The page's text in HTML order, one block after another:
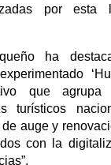
por
ha
que
turísticos
auge y
con la